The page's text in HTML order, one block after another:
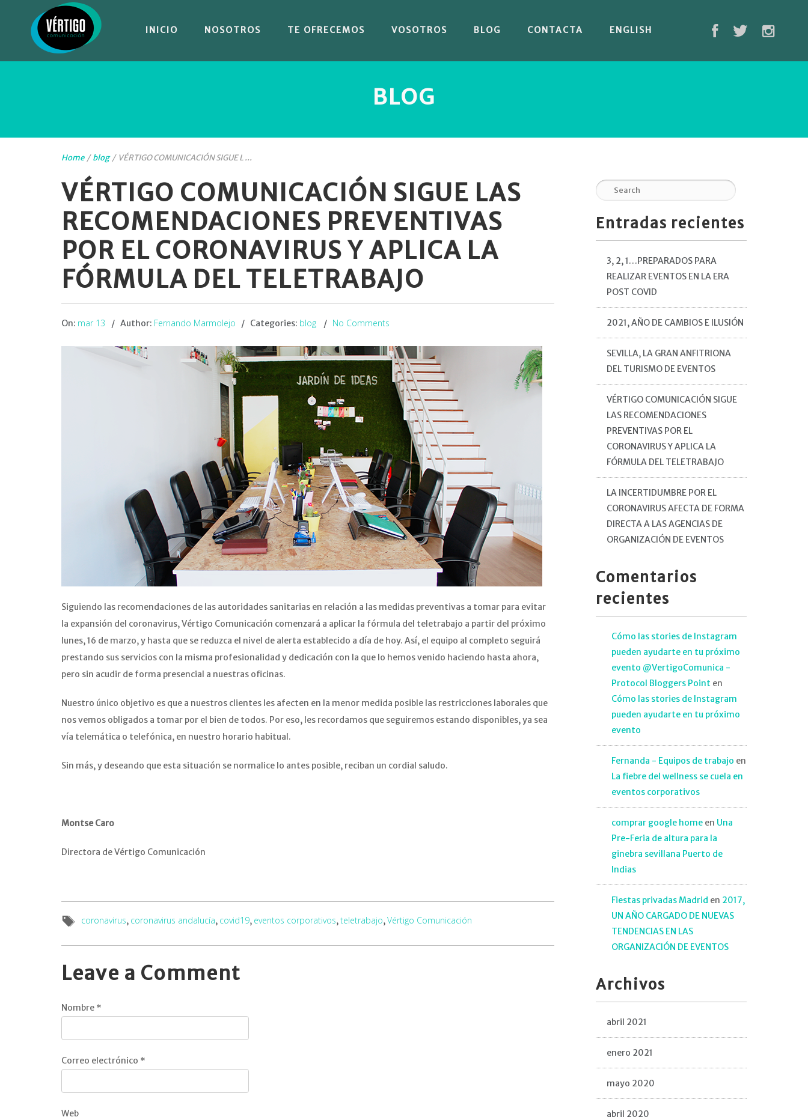
INICIO NOSOTROS TE OFRECEMOS VOSOTROS BLOG CONTACTA ENGLISH
BLOG
Home /blog / VÉRTIGO COMUNICACIÓN SIGUE L ...
VÉRTIGO COMUNICACIÓN SIGUE LAS
RECOMENDACIONES PREVENTIVAS
POR EL CORONAVIRUS Y APLICA LA
FÓRMULA DEL TELETRABAJO
On: mar 13 Author: Fernando Marmolejo Categories: blog No Comments
Siguiendo las recomendaciones de las autoridades sanitarias en relación a las medidas preventivas a tomar para evitar
la expansión del coronavirus, Vértigo Comunicación comenzará a aplicar la fórmula del teletrabajo a partir del próximo
lunes, 16 de marzo, y hasta que se reduzca el nivel de alerta establecido a día de hoy. Así, el equipo al completo seguirá
prestando sus servicios con la misma profesionalidad y dedicación con la que lo hemos venido haciendo hasta ahora,
pero sin acudir de forma presencial a nuestras oficinas.
Nuestro único objetivo es que a nuestros clientes les afecten en la menor medida posible las restricciones laborales que
nos vemos obligados a tomar por el bien de todos. Por eso, les recordamos que seguiremos estando disponibles, ya sea
vía telemática o telefónica, en nuestro horario habitual.
Sin más, y deseando que esta situación se normalice lo antes posible, reciban un cordial saludo.
Montse Caro
Directora de Vértigo Comunicación
coronavirus, coronavirus andalucía, covid19, eventos corporativos,teletrabajo,Vértigo Comunicación
Leave a Comment
Nombre *
Correo electrónico *
Web
Entradas recientes
3, 2, 1…PREPARADOS PARA
REALIZAR EVENTOS EN LA ERA
POST COVID
2021, AÑO DE CAMBIOS E ILUSIÓN
SEVILLA, LA GRAN ANFITRIONA
DEL TURISMO DE EVENTOS
VÉRTIGO COMUNICACIÓN SIGUE
LAS RECOMENDACIONES
PREVENTIVAS POR EL
CORONAVIRUS Y APLICA LA
FÓRMULA DEL TELETRABAJO
LA INCERTIDUMBRE POR EL
CORONAVIRUS AFECTA DE FORMA
DIRECTA A LAS AGENCIAS DE
ORGANIZACIÓN DE EVENTOS
Comentarios
recientes
Cómo las stories de Instagram
pueden ayudarte en tu próximo
evento @VertigoComunica -
Protocol Bloggers Point en
Cómo las stories de Instagram
pueden ayudarte en tu próximo
evento
Fernanda - Equipos de trabajo en
La fiebre del wellness se cuela en
eventos corporativos
comprar google homeen Una
Pre-Feria de altura para la
ginebra sevillana Puerto de
Indias
Fiestas privadas Madrid en 2017,
UN AÑO CARGADO DE NUEVAS
TENDENCIAS EN LAS
ORGANIZACIÓN DE EVENTOS
Archivos
abril 2021
enero 2021
mayo 2020
abril 2020